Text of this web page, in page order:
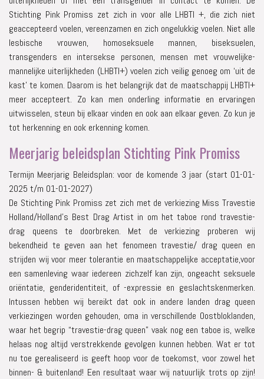
Stichting Pink Promiss zet zich in voor alle LHBTI +, die zich niet
geaccepteerd voelen, vereenzamen en zich ongelukkig voelen. Niet alle
lesbische vrouwen, homoseksuele mannen, biseksuelen,
transgenders en intersekse personen, mensen met vrouwelijke-
mannelijke uiterlijkheden (LHBTI+) voelen zich veilig genoeg om ‘uit de
kast’ te komen. Daarom is het belangrijk dat de maatschappij LHBTI+
meer accepteert. Zo kan men onderling informatie en ervaringen
uitwisselen, steun bij elkaar vinden en ook aan elkaar geven. Zo kun je
tot herkenning en ook erkenning komen.
Meerjarig beleidsplan Stichting Pink Promiss
Termijn Meerjarig Beleidsplan: voor de komende 3 jaar (start 01-01-
2025 t/m 01-01-2027)
De Stichting Pink Promiss zet zich met de verkiezing Miss Travestie
Holland/Holland’s Best Drag Artist in om het taboe rond travestie-
drag queens te doorbreken. Met de verkiezing proberen wij
bekendheid te geven aan het fenomeen travestie/ drag queen en
strijden wij voor meer tolerantie en maatschappelijke acceptatie,voor
een samenleving waar iedereen zichzelf kan zijn, ongeacht seksuele
oriëntatie, genderidentiteit, of -expressie en geslachtskenmerken.
Intussen hebben wij bereikt dat ook in andere landen drag queen
verkiezingen worden gehouden, oma in verschillende Oostbloklanden,
waar het begrip “travestie-drag queen” vaak nog een taboe is, welke
helaas nog altijd verstrekkende gevolgen kunnen hebben. Wat er tot
nu toe gerealiseerd is geeft hoop voor de toekomst, voor zowel het
binnen- & buitenland! Een resultaat waar wij natuurlijk trots op zijn!